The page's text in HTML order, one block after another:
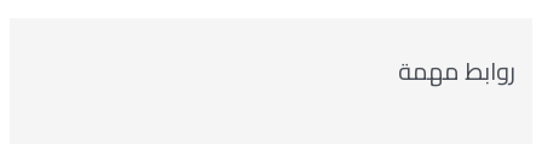
روابط مهمة